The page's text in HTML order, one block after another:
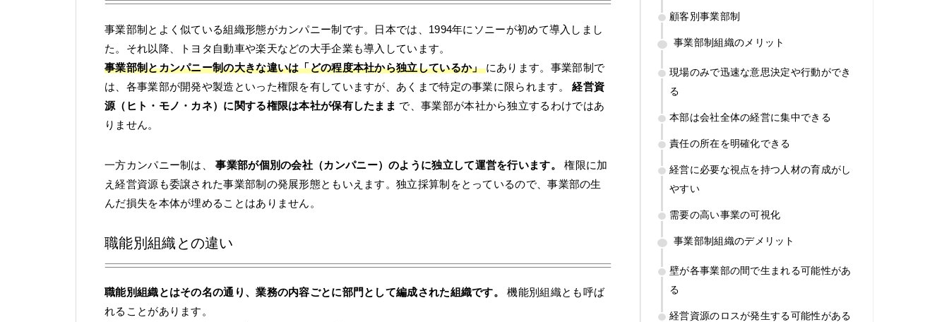
事業部制とよく似ている組織形態がカンパニー制です。日本では、1994年にソニーが初めて導入しまし
た。それ以降、トヨタ自動車や楽天などの大手企業も導入しています。
事業部制とカンパニー制の大きな違いは「どの程度本社から独立しているか」にあります。事業部制で
は、各事業部が開発や製造といった権限を有していますが、あくまで特定の事業に限られます。経営資
源（ヒト・モノ・カネ）に関する権限は本社が保有したまま で、事業部が本社から独立するわけではあ
りません。
一方カンパニー制は、事業部が個別の会社（カンパニー）のように独立して運営を行います。権限に加
え経営資源も委譲された事業部制の発展形態ともいえます。独立採算制をとっているので、事業部の生
んだ損失を本体が埋めることはありません。
職能別組織との違い
職能別組織とはその名の通り、業務の内容ごとに部門として編成された組織です。機能別組織とも呼ば
れることがあります。
顧客別事業部制
事業部制組織のメリット
現場のみで迅速な意思決定や行動ができ
る
本部は会社全体の経営に集中できる
責任の所在を明確化できる
経営に必要な視点を持つ人材の育成がし
やすい
需要の高い事業の可視化
事業部制組織のデメリット
壁が各事業部の間で生まれる可能性があ
る
経営資源のロスが発生する可能性がある